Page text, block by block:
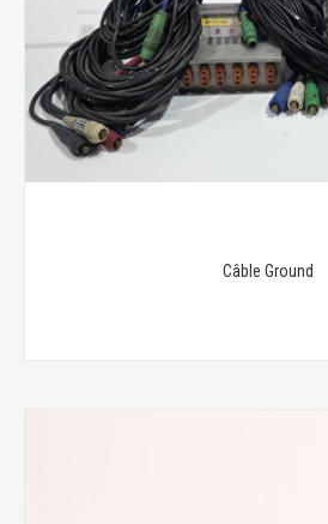
Câble Ground